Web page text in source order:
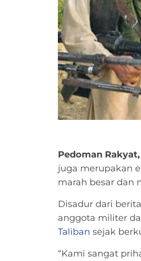
Pedoman Rakyat,
juga merupakan
marah besar dan
Disadur dari
anggota militer
Taliban sejak
“Kami sangat